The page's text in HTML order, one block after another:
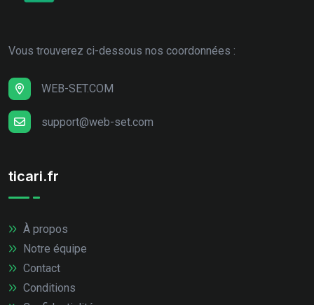
Vous trouverez ci-dessous nos coordonnées :
WEB-SET.COM
support@web-set.com
ticari.fr
À propos
Notre équipe
Contact
Conditions